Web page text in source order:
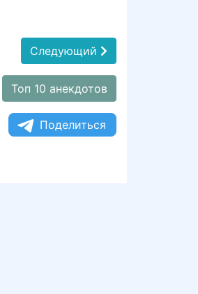
Следующий
Топ 10 анекдотов
Поделиться